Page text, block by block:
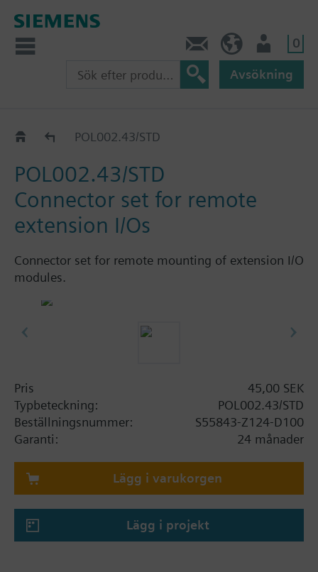
0
Avsökning
KatalogPOL002.43/STD
POL002.43/STD
Connector set for remote
extension I/Os
Connector set for remote mounting of extension I/O
modules.
Pris
45,00 SEK
Typbeteckning:
POL002.43/STD
Beställningsnummer:
S55843-Z124-D100
Garanti:
24 månader
Lägg i varukorgen
Lägg i projekt